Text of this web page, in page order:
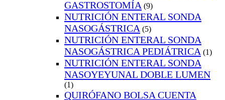
GASTROSTOMÍA (9)
NUTRICIÓN ENTERAL SONDA
NASOGÁSTRICA (5)
NUTRICIÓN ENTERAL SONDA
NASOGÁSTRICA PEDIÁTRICA (1)
NUTRICIÓN ENTERAL SONDA
NASOYEYUNAL DOBLE LUMEN
(1)
QUIRÓFANO BOLSA CUENTA